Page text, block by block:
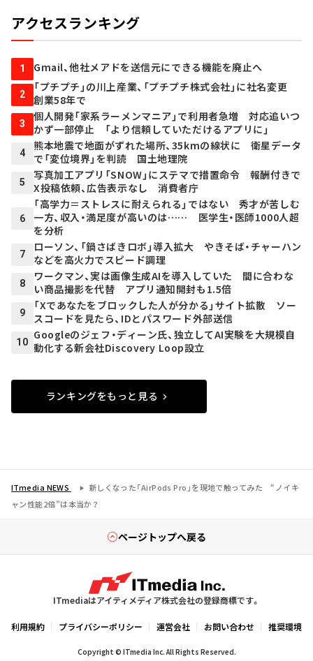
アクセスランキング
1 Gmail、他社メアドを送信元にできる機能を廃止へ
2
「プチプチ」の川上産業、「プチプチ株式会社」に社名変更
創業58年で
3
個人開発「家系ラーメンマニア」で利用者急増 対応追いつ
かず一部停止 「より信頼していただけるアプリに」
4
熊本地震で地面がずれた場所、35kmの線状に 衛星データ
で「変位境界」を判読 国土地理院
5
写真加工アプリ「SNOW」にステマで措置命令 報酬付きで
X投稿依頼、広告表示なし 消費者庁
6
「高学力＝ストレスに耐えられる」ではない 秀才が苦しむ
一方、収入・満足度が高いのは…… 医学生・医師1000人超
を分析
7
ローソン、「鍋さばきロボ」導入拡大 やきそば・チャーハン
などを高火力でスピード調理
8
ワークマン、実は画像生成AIを導入していた 間に合わな
い商品撮影を代替 アプリ通知開封も1.5倍
9
「Xであなたをブロックした人が分かる」サイト拡散 ソー
スコードを見たら、IDとパスワード外部送信
10
Googleのジェフ・ディーン氏、独立してAI実験を大規模自
動化する新会社Discovery Loop設立
ランキングをもっと見る
ITmedia NEWS
新しくなった「AirPods Pro」を現地で触ってみた “ノイキ
ャン性能2倍”は本当か？
ページトップへ戻る
ITmediaはアイティメディア株式会社の登録商標です。
利用規約 プライバシーポリシー 運営会社 お問い合わせ 推奨環境
Copyright © ITmedia Inc. All Rights Reserved.